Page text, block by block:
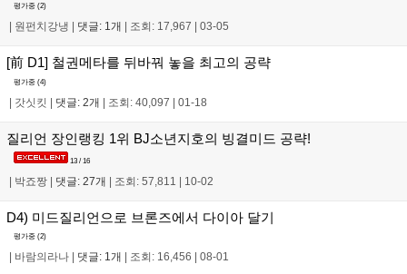
평가중 (2)
원펀치강냉 댓글: 1개 조회: 17,967 03-05
[前 D1] 철권메타를 뒤바꿔 놓을 최고의 공략
평가중 (4)
| 갓싯킷 | 댓글: 2개 | 조회: 40,097 | 01-18
질리언 장인랭킹 1위 BJ소년지호의 빙결미드 공략!
13 / 16
| 박죠짱 | 댓글: 27개 | 조회: 57,811 | 10-02
D4) 미드질리언으로 브론즈에서 다이아 달기
평가중 (2)
바람의라나 댓글: 1개 조회: 16,456 08-01